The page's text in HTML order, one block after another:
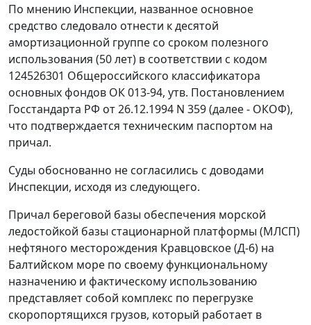
По мнению Инспекции, названное основное
средство следовало отнести к десятой
амортизационной группе со сроком полезного
использования (50 лет) в соответствии с кодом
124526301 Общероссийского классификатора
основных фондов ОК 013-94, утв. Постановлением
Госстандарта РФ от 26.12.1994 N 359 (далее - ОКОФ),
что подтверждается техническим паспортом на
причал.
Суды обоснованно не согласились с доводами
Инспекции, исходя из следующего.
Причал береговой базы обеспечения морской
ледостойкой базы стационарной платформы (МЛСП)
нефтяного месторождения Кравцовское (Д-6) на
Балтийском море по своему функциональному
назначению и фактическому использованию
представляет собой комплекс по перегрузке
скоропортящихся грузов, который работает в